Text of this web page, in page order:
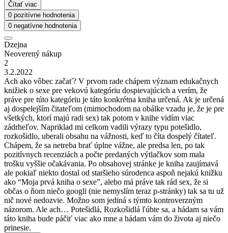
Čítať viac
0 pozitívne hodnotenia
0 negatívne hodnotenia
Dzejna
Neoverený nákup
2
3.2.2022
Ach ako vôbec začať? V prvom rade chápem význam edukačnych
knižiek o sexe pre vekovú kategóriu dospievajúcich a verím, že
práve pre túto kategóriu je táto konkrétna kniha určená. Ak je určená
aj dospelejším čitateľom (mimochodom na obálke vzadu je, že je pre
všetkých, ktorí majú radi sex) tak potom v knihe vidím viac
zádrheľov. Napriklad mi celkom vadili výrazy typu potešidlo,
rozkošidlo, uberali obsahu na vážnosti, keď to číta dospelý čítateľ.
Chápem, že sa netreba brať úplne vážne, ale predsa len, po tak
pozitívnych recenziách a počte predaných výtlačkov som mala
trošku vyššie očakávania. Po obsahovej stránke je kniha zaujímavá
ale pokiaľ niekto dostal od staršieho súrodenca aspoň nejakú knižku
ako “Moja prvá kniha o sexe”, alebo má práve tak rád sex, že si
občas o ňom niečo googli (nie nemyslím teraz p-stránky) tak sa tu už
nič nové nedozvie. Možno som jediná s týmto kontroverzným
názorom. Ale ach… Potešidlá, Rozkošidlá ľúbte sa, a hádam sa vám
táto kniha bude páčiť viac ako mne a hádam vám do života aj niečo
prinesie.